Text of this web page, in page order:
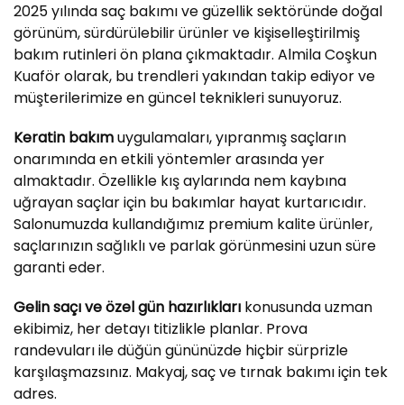
2025 yılında saç bakımı ve güzellik sektöründe doğal
görünüm, sürdürülebilir ürünler ve kişiselleştirilmiş
bakım rutinleri ön plana çıkmaktadır. Almila Coşkun
Kuaför olarak, bu trendleri yakından takip ediyor ve
müşterilerimize en güncel teknikleri sunuyoruz.
Keratin bakımuygulamaları, yıpranmış saçların
onarımında en etkili yöntemler arasında yer
almaktadır. Özellikle kış aylarında nem kaybına
uğrayan saçlar için bu bakımlar hayat kurtarıcıdır.
Salonumuzda kullandığımız premium kalite ürünler,
saçlarınızın sağlıklı ve parlak görünmesini uzun süre
garanti eder.
Gelin saçı ve özel gün hazırlıkları konusunda uzman
ekibimiz, her detayı titizlikle planlar. Prova
randevuları ile düğün gününüzde hiçbir sürprizle
karşılaşmazsınız. Makyaj, saç ve tırnak bakımı için tek
adres.